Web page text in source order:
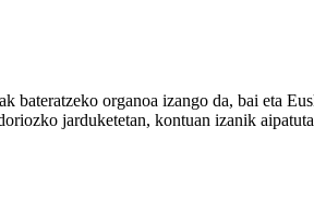
organoa izango da, bai eta
jarduketetan, kontuan izanik